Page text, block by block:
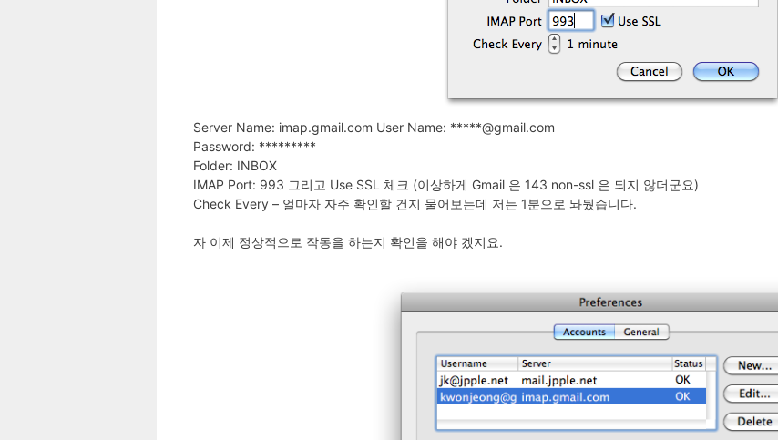
Server Name: imap.gmail.com User Name: *****@gmail.com
Password: *********
Folder: INBOX
IMAP Port: 993 그리고 Use SSL 체크 (이상하게 Gmail 은 143 non-ssl 은 되지 않더군요)
Check Every – 얼마자 자주 확인할 건지 물어보는데 저는 1분으로 놔뒀습니다.
자 이제 정상적으로 작동을 하는지 확인을 해야 겠지요.